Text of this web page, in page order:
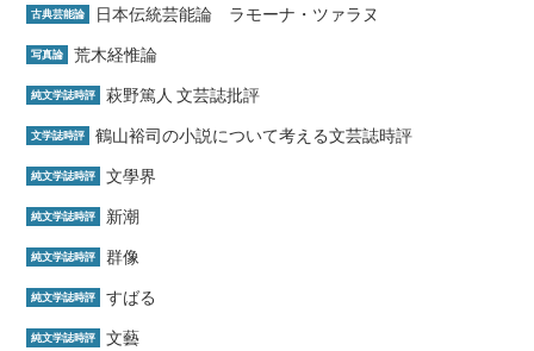
古典芸能論 日本伝統芸能論 ラモーナ・ツァラヌ
写真論 荒木経惟論
純文学誌時評 萩野篤人 文芸誌批評
文学誌時評 鶴山裕司の小説について考える文芸誌時評
純文学誌時評 文學界
純文学誌時評 新潮
純文学誌時評 群像
純文学誌時評 すばる
純文学誌時評 文藝